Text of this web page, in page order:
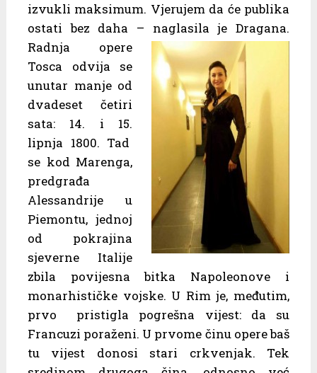
izvukli maksimum. Vjerujem da će publika
ostati bez daha – naglasila je Dragana.
Radnja opere
Tosca odvija se
unutar manje od
dvadeset četiri
sata: 14. i 15.
lipnja 1800. Tad
se kod Marenga,
predgrađa
Alessandrije u
Piemontu, jednoj
od pokrajina
sjeverne Italije
zbila povijesna bitka Napoleonove i
monarhističke vojske. U Rim je, međutim,
prvo pristigla pogrešna vijest: da su
Francuzi poraženi. U prvome činu opere baš
tu vijest donosi stari crkvenjak. Tek